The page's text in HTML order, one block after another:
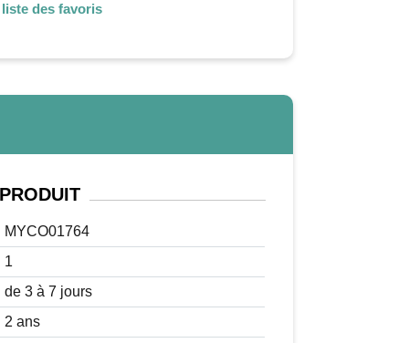
des favoris
MYCO01764
1
de 3 à 7 jours
2 ans